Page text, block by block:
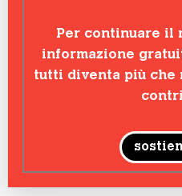
Per continuare il
informazione
tutti diventa più che